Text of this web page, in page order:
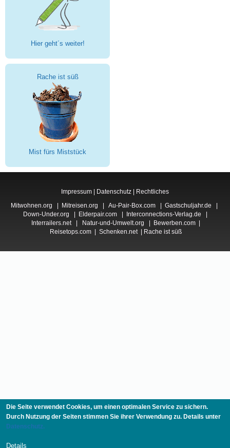
Hier geht´s weiter!
Rache ist süß
Mist fürs Miststück
Impressum Datenschutz
Rechtliches
Mitwohnen.org | Mitreisen.org | Au-Pair-Box.com | Gastschuljahr.de |
Down-Under.org | Elderpair.com| Interconnections-Verlag.de |
Interrailers.net | Natur-und-Umwelt.org | Bewerben.com |
Reisetops.com | Schenken.net | Rache ist süß
Die Seite verwendet Cookies, um einen optimalen Service zu sichern.
Durch Nutzung der Seiten stimmen Sie ihrer Verwendung zu. Details unter
Datenschutz.
Details